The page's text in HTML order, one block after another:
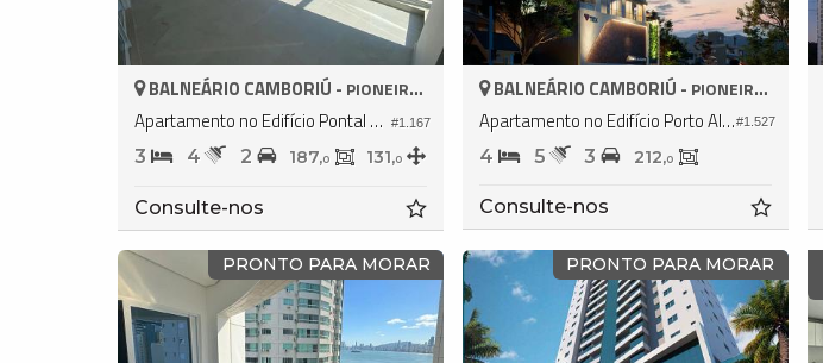
#1.167
BALNEÁRIO CAMBORIÚ - PIONEIROS
Apartamento no Edifício Pontal Di Vitta
3 4 2 187,0 131,0
Consulte-nos
#1.527
BALNEÁRIO CAMBORIÚ - PIONEIROS
Apartamento no Edifício Porto Alicante
4 5 3 212,0
Consulte-nos
PRONTO PARA MORAR PRONTO PARA MORAR